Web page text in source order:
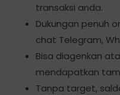
transaksi anda.
Dukungan penuh
chat Telegram,
Bisa diagenkan
mendapatkan
Tanpa target,